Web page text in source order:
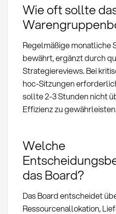
Wie oft sollte
Regelmäßige monatliche
bewährt, ergänzt durch
Strategiereviews. Bei
hoc-Sitzungen
sollte 2-3 Stunden nicht
Effizienz zu gewährleisten.
Welche
das Board?
Das Board entscheidet
Ressourcenallokation,